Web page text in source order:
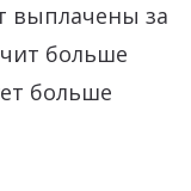
выплачены за
больше
больше